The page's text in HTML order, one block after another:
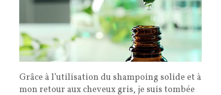
Grâce à l’utilisation du shampoing solide et à
mon retour aux cheveux gris, je suis tombée